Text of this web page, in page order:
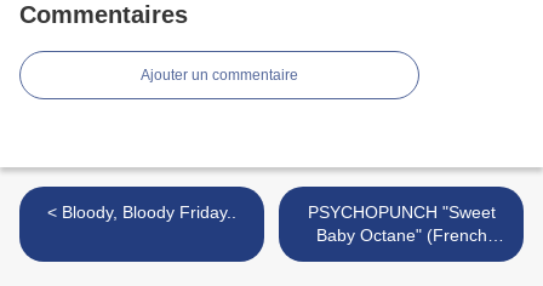
Commentaires
Ajouter un commentaire
< Bloody, Bloody Friday..
PSYCHOPUNCH "Sweet
Baby Octane" (French
Review) + Official Videos